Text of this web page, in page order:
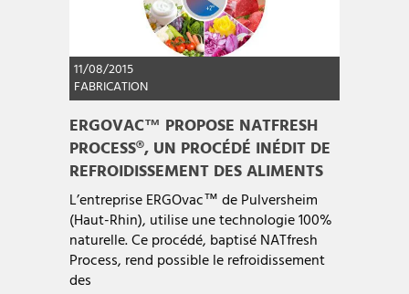
11/08/2015
FABRICATION
ERGOVAC™ PROPOSE NATFRESH
PROCESS®, UN PROCÉDÉ INÉDIT DE
REFROIDISSEMENT DES ALIMENTS
L’entreprise ERGOvac™ de Pulversheim
(Haut-Rhin), utilise une technologie 100%
naturelle. Ce procédé, baptisé NATfresh
Process, rend possible le refroidissement
des